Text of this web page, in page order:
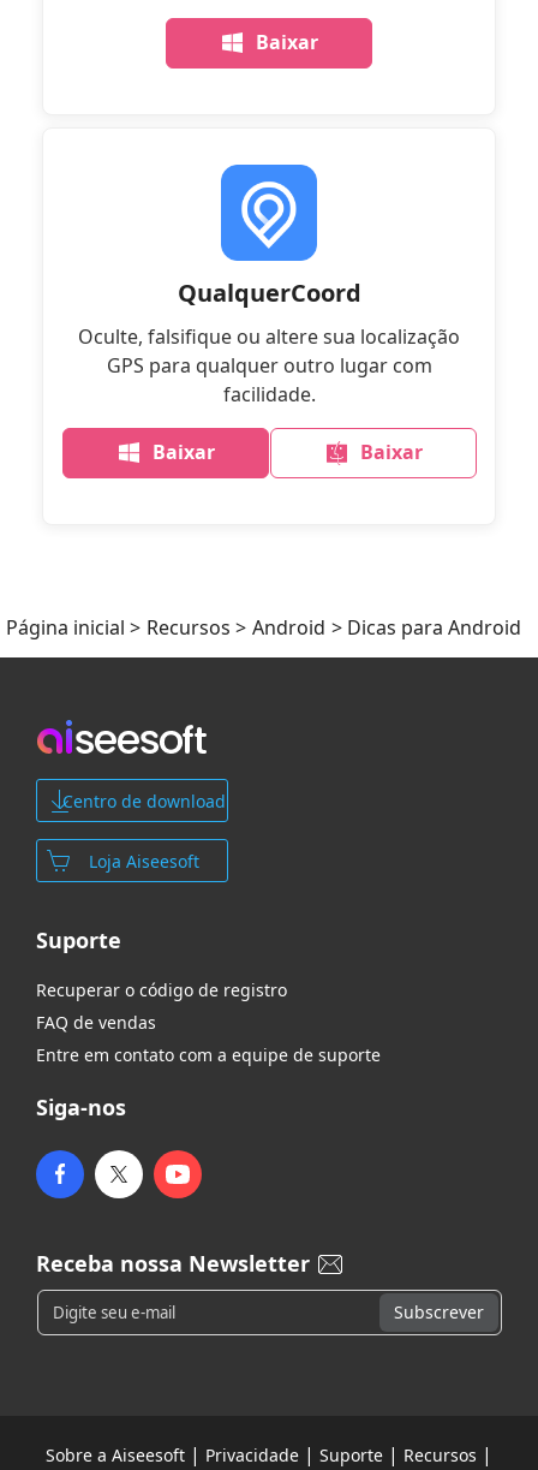
Baixar
QualquerCoord
Oculte, falsifique ou altere sua localização
GPS para qualquer outro lugar com
facilidade.
Baixar Baixar
Página inicial > Recursos > Android > Dicas para Android
Centro de download
Loja Aiseesoft
Suporte
Recuperar o código de registro
FAQ de vendas
Entre em contato com a equipe de suporte
Siga-nos
Receba nossa Newsletter
Sobre a Aiseesoft | Privacidade | Suporte | Recursos |